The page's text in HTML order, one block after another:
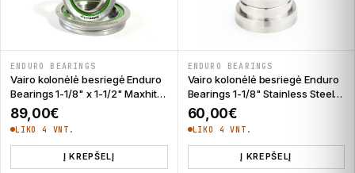
ENDURO BEARINGS
Vairo kolonėlė besriegė Enduro
Bearings 1-1/8" x 1-1/2" Maxhit
Zero-Stack Stainless Steel 28.6
mm
89,00€
LIKO 4 VNT.
Į KREPŠELĮ
ENDURO BEARINGS
Vairo kolonėlė besriegė Enduro
Bearings 1-1/8" Stainless Steel
28.6 mm
60,00€
LIKO 4 VNT.
Į KREPŠELĮ